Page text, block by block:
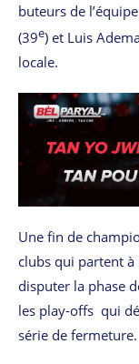
buteurs de
(39e) et Luis
locale.
Une fin de
clubs qui partent
disputer la phase
les play-offs qui
série de fermeture.